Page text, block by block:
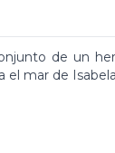
de un
el mar de